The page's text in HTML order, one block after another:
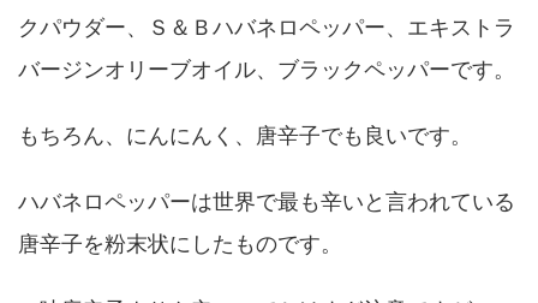
クパウダー、Ｓ＆Ｂハバネロペッパー、エキストラ
バージンオリーブオイル、ブラックペッパーです。
もちろん、にんにんく、唐辛子でも良いです。
ハバネロペッパーは世界で最も辛いと言われている
唐辛子を粉末状にしたものです。